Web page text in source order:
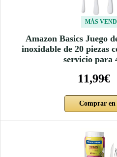
MÁS
Amazon Basics Juego
inoxidable de 20 piezas
servicio para
11,99€
Comprar en